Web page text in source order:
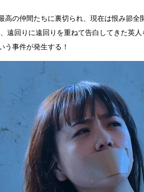
高の仲間たちに裏切られ、現在は恨み節
遠回りに遠回りを重ねて告白してきた英
う事件が発生する！